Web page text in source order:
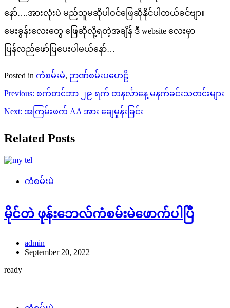
နော်….အားလုံးပဲ မည်သူမဆိုပါဝင်ဖြေဆိုနိုင်ပါတယ်ခင်ဗျာ။
မေးခွန်းလေးတွေ ဖြေဆိုလို့ရတဲ့အချိန် ဒီ website လေးမှာ
ပြန်လည်ဖော်ပြပေးပါမယ်နော်…
Posted in ကံစမ်းမဲ, ဉာဏ်စမ်းပဟေဠိ
Post
navigation
Previous: စက်တင်ဘာ ၂၉ ရက် တနင်္လာနေ့ မနက်ခင်းသတင်းများ
Next: အကြမ်းဖက် AA အား ချေမှုန်းခြင်း
Related Posts
ကံစမ်းမဲ
မိုင်တဲ ဖုန်းဘေလ်ကံစမ်းမဲဖောက်ပါပြီ
admin
September 20, 2022
ready